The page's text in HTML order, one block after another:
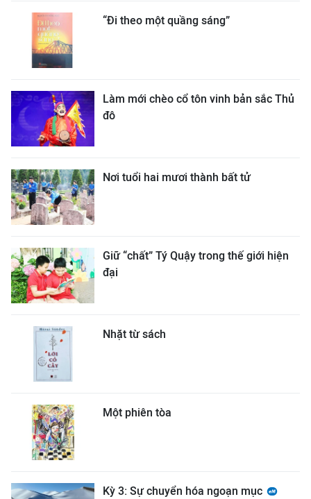
“Đi theo một quầng sáng”
Làm mới chèo cổ tôn vinh bản sắc Thủ
đô
Nơi tuổi hai mươi thành bất tử
Giữ “chất” Tý Quậy trong thế giới hiện
đại
Nhặt từ sách
Một phiên tòa
Kỳ 3: Sự chuyển hóa ngoạn mục